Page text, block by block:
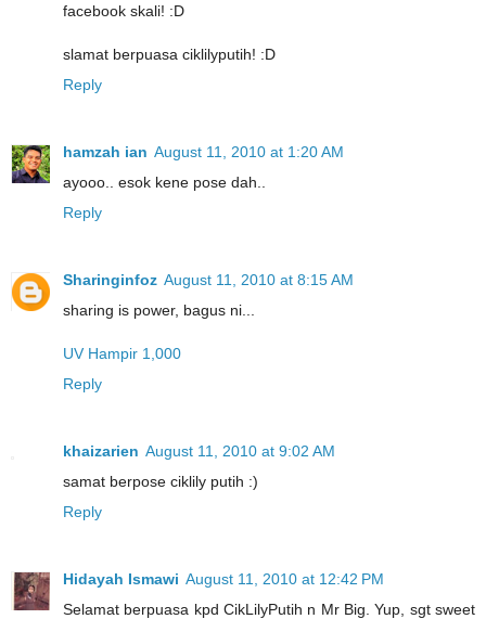
facebook skali! :D
slamat berpuasa ciklilyputih! :D
Reply
hamzah ian August 11, 2010 at 1:20 AM
ayooo.. esok kene pose dah..
Reply
Sharinginfoz August 11, 2010 at 8:15 AM
sharing is power, bagus ni...
UV Hampir 1,000
Reply
khaizarien August 11, 2010 at 9:02 AM
samat berpose ciklily putih :)
Reply
Hidayah Ismawi August 11, 2010 at 12:42 PM
Selamat berpuasa kpd CikLilyPutih n Mr Big. Yup, sgt sweet